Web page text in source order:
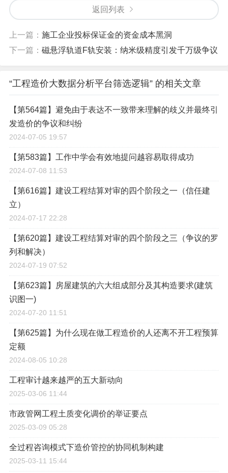
返回列表
上一篇： 施工企业投标保证金的资金成本黑洞
下一篇： 磁悬浮轨道F轨安装：纳米级精度引发千万级争议
“工程造价大数据分析平台筛选逻辑” 的相关文章
【第564篇】避免由于表达不一致带来理解的歧义并最终引
发造价的争议和纠纷
2024-07-05 19:57
【第583篇】工作中学会有效地提问越容易取得成功
2024-07-08 11:53
【第616篇】建设工程结算对审的四个阶段之一（信任建
立）
2024-07-17 22:28
【第620篇】建设工程结算对审的四个阶段之三（争议的罗
列和解决）
2024-07-19 07:52
【第623篇】房屋建筑的六大组成部分及其构造要求(建筑
识图一)
2024-07-20 11:51
【第625篇】为什么现在做工程造价的人还离不开工程预算
定额
2024-08-05 10:28
工程审计越来越严的五大新动向
2025-03-06 11:44
市政管网工程土质变化调价的举证要点
2025-03-09 05:28
全过程咨询模式下造价管控的协同机制构建
2025-03-11 15:44